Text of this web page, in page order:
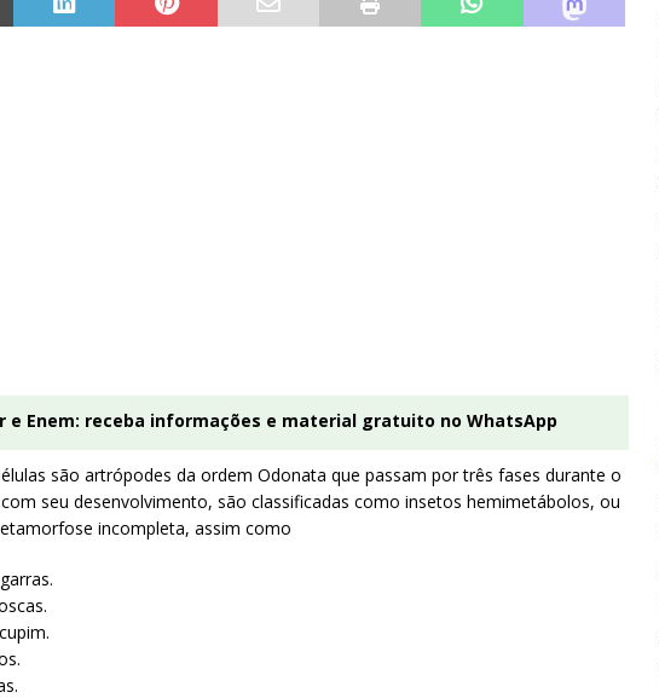
e Enem: receba informações e material gratuito no WhatsApp
são artrópodes da ordem Odonata que passam por três fases durante o
seu desenvolvimento, são classificadas como insetos hemimetábolos, ou
incompleta, assim como